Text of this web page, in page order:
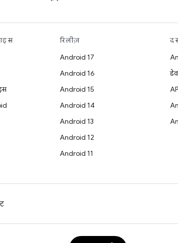
रिलीज़
Android 17
Android 16
Android 15
Android 14
Android 13
Android 12
Android 11